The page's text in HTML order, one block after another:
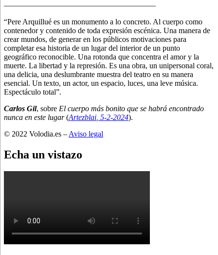
———————————————————–
“Pere Arquillué es un monumento a lo concreto. Al cuerpo como
contenedor y contenido de toda expresión escénica. Una manera de
crear mundos, de generar en los públicos motivaciones para
completar esa historia de un lugar del interior de un punto
geográfico reconocible. Una rotonda que concentra el amor y la
muerte. La libertad y la represión. Es una obra, un unipersonal coral,
una delicia, una deslumbrante muestra del teatro en su manera
esencial. Un texto, un actor, un espacio, luces, una leve música.
Espectáculo total”.
Carlos Gil, sobre El cuerpo más bonito que se habrá encontrado
nunca en este lugar(Artezblai , 5-2-2024).
© 2022 Volodia.es – Aviso legal
Echa un vistazo